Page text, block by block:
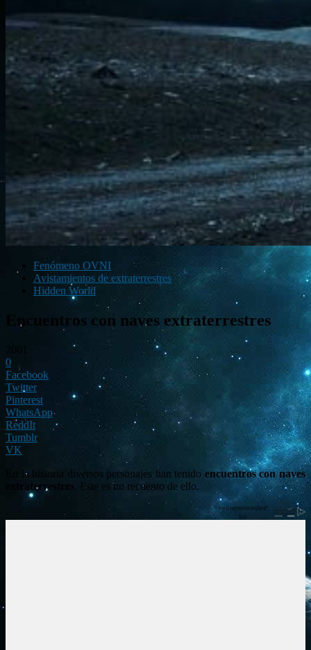
Fenómeno OVNI
Avistamientos de extraterrestres
Hidden World
Encuentros con naves extraterrestres
0
Facebook
Twitter
Pinterest
WhatsApp
ReddIt
Tumblr
VK
En la historia diversos personajes han tenido encuentros con naves
extraterrestres . Este es un recuento de ello.